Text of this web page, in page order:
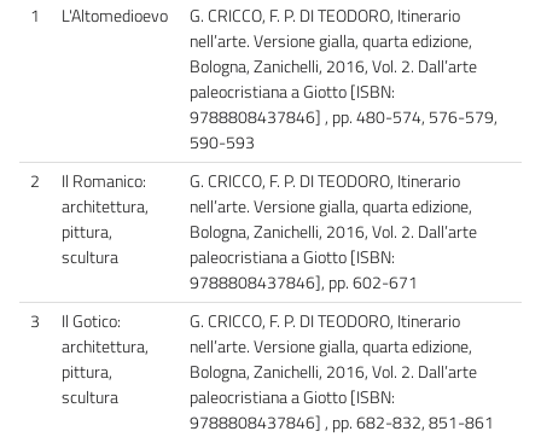
1
L'Altomedioevo
G. CRICCO, F. P. DI TEODORO, Itinerario
nell’arte. Versione gialla, quarta edizione,
Bologna, Zanichelli, 2016, Vol. 2. Dall’arte
paleocristiana a Giotto [ISBN:
9788808437846] , pp. 480-574, 576-579,
590-593
2
Il Romanico:
architettura,
pittura,
scultura
G. CRICCO, F. P. DI TEODORO, Itinerario
nell’arte. Versione gialla, quarta edizione,
Bologna, Zanichelli, 2016, Vol. 2. Dall’arte
paleocristiana a Giotto [ISBN:
9788808437846], pp. 602-671
3
Il Gotico:
architettura,
pittura,
scultura
G. CRICCO, F. P. DI TEODORO, Itinerario
nell’arte. Versione gialla, quarta edizione,
Bologna, Zanichelli, 2016, Vol. 2. Dall’arte
paleocristiana a Giotto [ISBN:
9788808437846] , pp. 682-832, 851-861